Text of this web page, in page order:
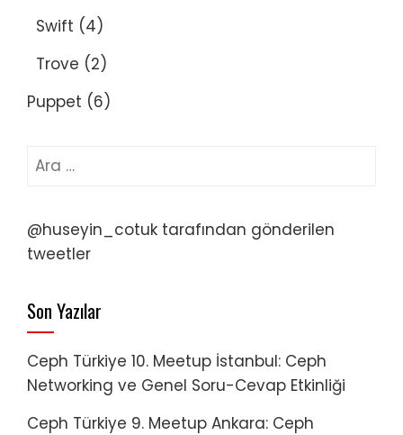
Swift (4)
Trove (2)
Puppet (6)
Arama:
@huseyin_cotuk tarafından gönderilen
tweetler
Son Yazılar
Ceph Türkiye 10. Meetup İstanbul: Ceph
Networking ve Genel Soru-Cevap Etkinliği
Ceph Türkiye 9. Meetup Ankara: Ceph